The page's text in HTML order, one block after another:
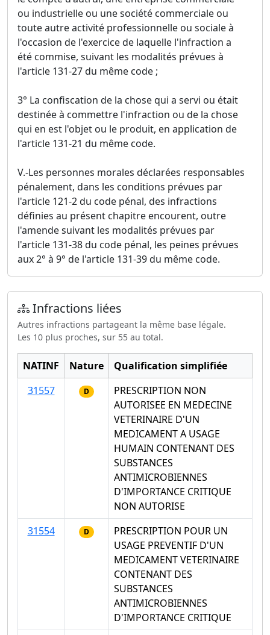
ou industrielle ou une société commerciale ou
toute autre activité professionnelle ou sociale à
l'occasion de l'exercice de laquelle l'infraction a
été commise, suivant les modalités prévues à
l'article 131-27 du même code ;
3° La confiscation de la chose qui a servi ou était
destinée à commettre l'infraction ou de la chose
qui en est l'objet ou le produit, en application de
l'article 131-21 du même code.
V.-Les personnes morales déclarées responsables
pénalement, dans les conditions prévues par
l'article 121-2 du code pénal, des infractions
définies au présent chapitre encourent, outre
l'amende suivant les modalités prévues par
l'article 131-38 du code pénal, les peines prévues
aux 2° à 9° de l'article 131-39 du même code.
Infractions liées
Autres infractions partageant la même base légale.
Les 10 plus proches, sur 55 au total.
NATINF Nature
Qualification simplifiée
31557
D
PRESCRIPTION NON
AUTORISEE EN MEDECINE
VETERINAIRE D'UN
MEDICAMENT A USAGE
HUMAIN CONTENANT DES
SUBSTANCES
ANTIMICROBIENNES
D'IMPORTANCE CRITIQUE
NON AUTORISE
31554
D
PRESCRIPTION POUR UN
USAGE PREVENTIF D'UN
MEDICAMENT VETERINAIRE
CONTENANT DES
SUBSTANCES
ANTIMICROBIENNES
D'IMPORTANCE CRITIQUE